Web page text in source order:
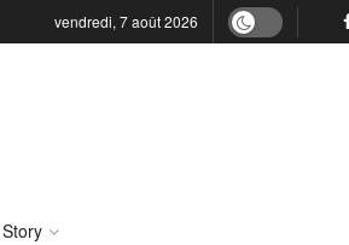
vendredi, 7 août 2026